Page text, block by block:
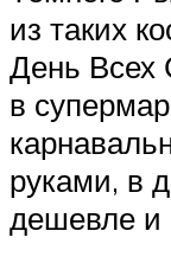
из таких
День Всех
в
руками, в
дешевле и